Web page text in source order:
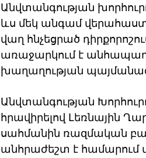
Անվտանգության
ևս մեկ անգամ
վաղ հնչեցրած
առաջարկում է անհապաղ
խաղաղության
Անվտանգության
հրավիրելով Լեռնային
սահմանին ռազմական
անհրաժեշտ է համարում